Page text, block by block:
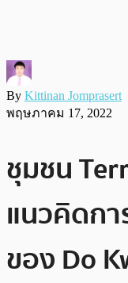
By Kittinan Jomprasert
พฤษภาคม 17, 2022
ชุมชน
แนวคิดก
ของ Do